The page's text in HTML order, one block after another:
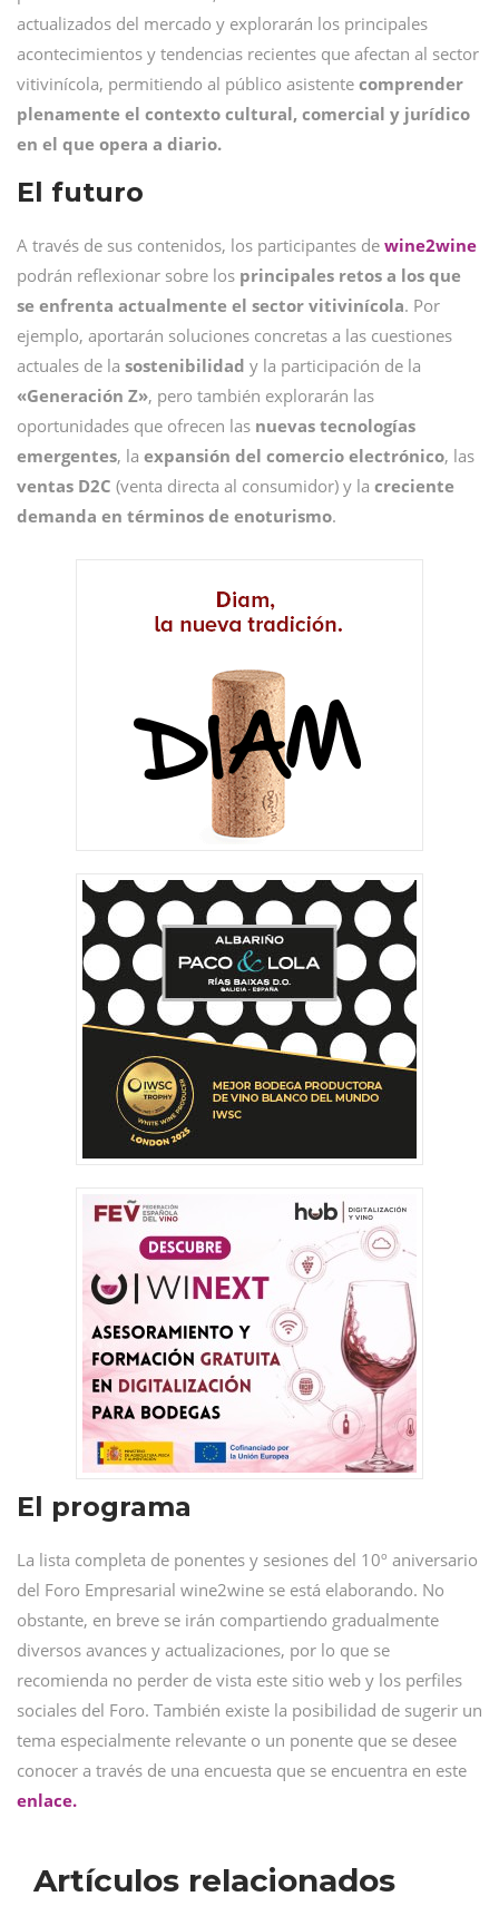
actualizados del mercado y explorarán los principales
acontecimientos y tendencias recientes que afectan al sector
vitivinícola, permitiendo al público asistente comprender
plenamente el contexto cultural, comercial y jurídico
en el que opera a diario.
El futuro
A través de sus contenidos, los participantes de wine2wine
podrán reflexionar sobre los principales retos a los que
se enfrenta actualmente el sector vitivinícola. Por
ejemplo, aportarán soluciones concretas a las cuestiones
actuales de la sostenibilidad y la participación de la
«Generación Z», pero también explorarán las
oportunidades que ofrecen las nuevas tecnologías
emergentes, la expansión del comercio electrónico, las
ventas D2C (venta directa al consumidor) y la creciente
demanda en términos de enoturismo.
El programa
La lista completa de ponentes y sesiones del 10º aniversario
del Foro Empresarial wine2wine se está elaborando. No
obstante, en breve se irán compartiendo gradualmente
diversos avances y actualizaciones, por lo que se
recomienda no perder de vista este sitio web y los perfiles
sociales del Foro. También existe la posibilidad de sugerir un
tema especialmente relevante o un ponente que se desee
conocer a través de una encuesta que se encuentra en este
enlace.
Artículos relacionados